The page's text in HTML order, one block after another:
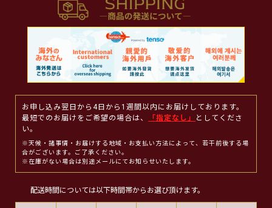
お申し込み翌日から4日から1週間以内にお届けしております。
最短でのお届けをご希望の場合は、
「指定なし」
としてくださ
い。
※天候・諸事情・お届けする地域・お支払い方法によって、若干前後する場
合がございます。ご了承ください。
※在庫がない場合は別途メールにてお知らせいたします。
配送時間については以下時間帯からお選び頂けます。